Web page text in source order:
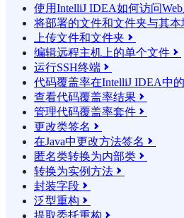
使用IntelliJ IDEA如何访问
将部署的文件和文件夹与其
上传文件和文件夹 
编辑远程主机上的单个文件 
运行SSH终端 
代码覆盖率在IntelliJ IDEA中
查看代码覆盖率结果 
管理代码覆盖率套件 
更改类签名 
在Java中更改方法签名 
匿名类转换为内部类 
转换为实例方法 
封装字段 
泛型重构 
提取委托重构 